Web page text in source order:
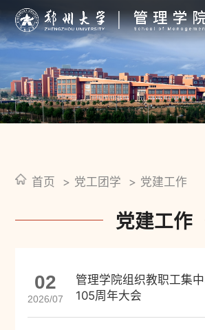
首页 党工团学 党建工作
党建工作
02
2026/07
管理学院组织教职工集
105周年大会